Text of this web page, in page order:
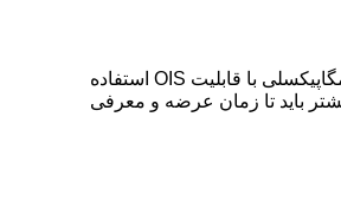
طبق اخبار غیر موثق این گوشی با 8/12 گیگابایت رم LPDDR5 و 128/256 گیگابایت حافظه UFS 3.1 عرضه می‌شود. دوربین اصلی مثل نسل قبل از یه سنسور 50 مگاپیکسلی با قابلیت OIS استفاده
باید تا زمان عرضه و معرفی